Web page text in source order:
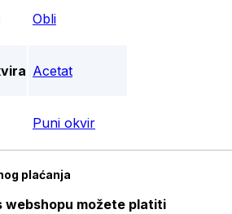
Obli
Acetat
Puni okvir
plaćanja
webshopu možete platiti